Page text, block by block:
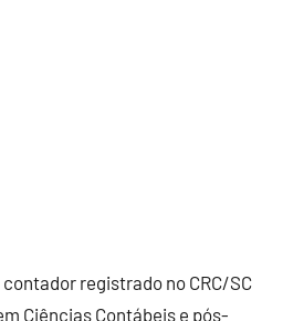
registrado no CRC/SC
Ciências Contábeis e pós-